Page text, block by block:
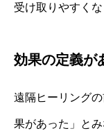
受け取りやすくな
効果の定義が
遠隔ヒーリング
果があった」と